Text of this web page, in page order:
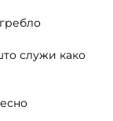
служи како